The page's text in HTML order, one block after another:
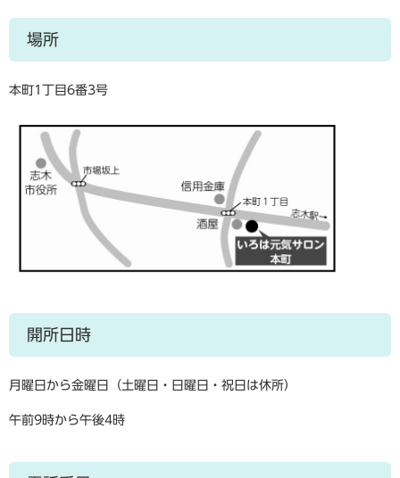
場所
本町1丁目6番3号
開所日時
月曜日から金曜日（土曜日・日曜日・祝日は休所）
午前9時から午後4時